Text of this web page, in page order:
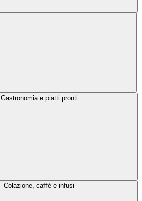
Gastronomia e piatti pronti
Colazione, caffè e infusi